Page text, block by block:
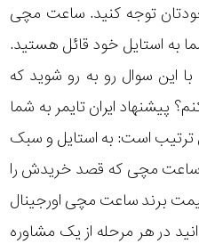
توجه کنید. ساعت مچی
به استایل خود قائل هستید.
این سوال رو به رو شوید که
پیشنهاد ایران تایمر به شما
ترتیب است: به استایل و سبک
مچی که قصد خریدش را
برند ساعت مچی اورجینال
در هر مرحله از یک مشاوره